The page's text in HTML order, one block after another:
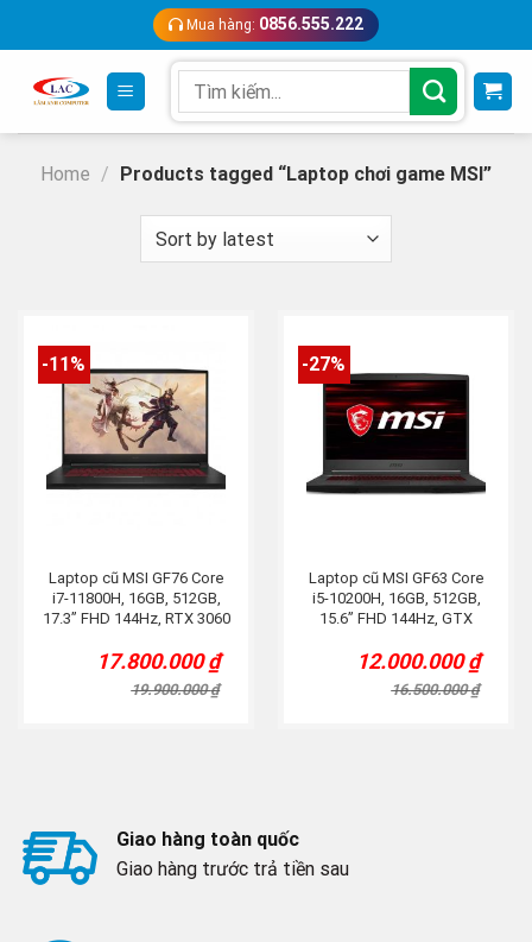
content
Mua hàng: 0856.555.222
for:
Home / Products tagged “Laptop chơi game MSI”
-11%
Laptop cũ MSI GF76 Core
i7-11800H, 16GB, 512GB,
17.3” FHD 144Hz, RTX 3060
19.900.000₫
Original
price
was:
17.800.000₫
Current
price
is:
-27%
Laptop cũ MSI GF63 Core
i5-10200H, 16GB, 512GB,
15.6” FHD 144Hz, GTX
16.500.000₫
Original
price
was:
12.000.000₫
Current
price
is:
Giao hàng toàn quốc
Giao hàng trước trả tiền sau